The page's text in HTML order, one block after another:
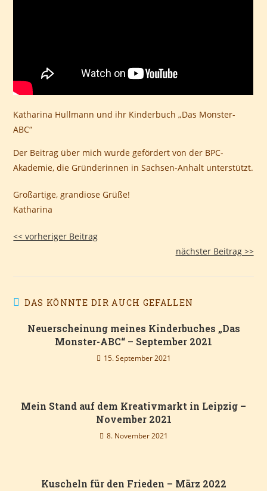
Katharina Hullmann und ihr Kinderbuch „Das Monster-
ABC“
Der Beitrag über mich wurde gefördert von der BPC-
Akademie, die Gründerinnen in Sachsen-Anhalt unterstützt.
Großartige, grandiose Grüße!
Katharina
<< vorheriger Beitrag
nächster Beitrag >>
DAS KÖNNTE DIR AUCH GEFALLEN
Neuerscheinung meines Kinderbuches „Das
Monster-ABC“ – September 2021
15. September 2021
Mein Stand auf dem Kreativmarkt in Leipzig –
November 2021
8. November 2021
Kuscheln für den Frieden – März 2022